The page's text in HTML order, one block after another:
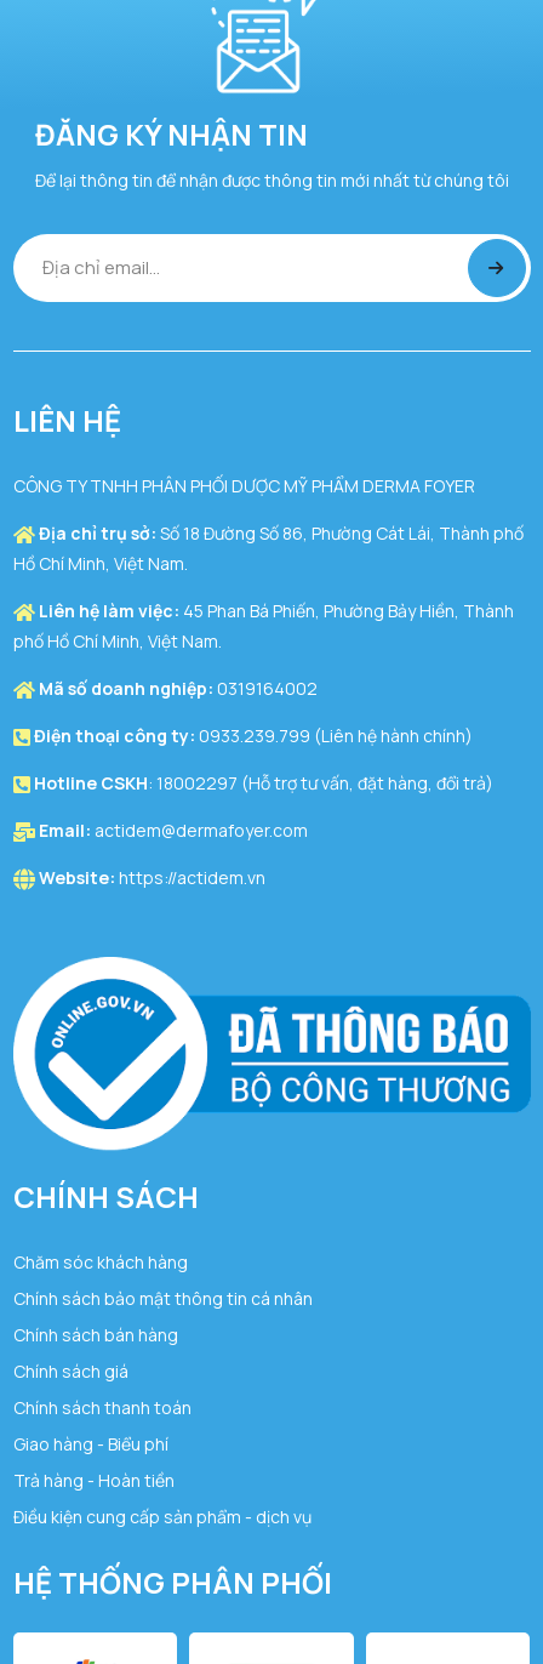
ĐĂNG KÝ NHẬN TIN
Để lại thông tin để nhận được thông tin mới nhất từ chúng tôi
LIÊN HỆ
CÔNG TY TNHH PHÂN PHỐI DƯỢC MỸ PHẨM DERMA FOYER
Địa chỉ trụ sở: Số 18 Đường Số 86, Phường Cát Lái, Thành phố
Hồ Chí Minh, Việt Nam.
Liên hệ làm việc: 45 Phan Bá Phiến, Phường Bảy Hiền, Thành
phố Hồ Chí Minh, Việt Nam.
Mã số doanh nghiệp: 0319164002
Điện thoại công ty: 0933.239.799 (Liên hệ hành chính)
Hotline CSKH: 18002297 (Hỗ trợ tư vấn, đặt hàng, đổi trả)
Email: actidem@dermafoyer.com
Website: https://actidem.vn
CHÍNH SÁCH
Chăm sóc khách hàng
Chính sách bảo mật thông tin cá nhân
Chính sách bán hàng
Chính sách giá
Chính sách thanh toán
Giao hàng - Biểu phí
Trả hàng - Hoàn tiền
Điều kiện cung cấp sản phẩm - dịch vụ
HỆ THỐNG PHÂN PHỐI